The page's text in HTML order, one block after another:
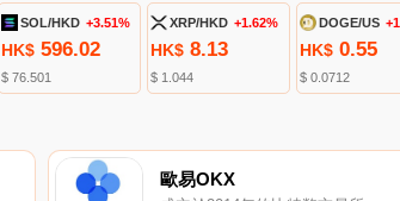
SOL/HKD +3.51%
HK$ 596.02
$ 76.501
XRP/HKD +1.62%
HK$ 8.13
$ 1.044
DOGE/US
HK$ 0.55
$ 0.0712
歐易OKX